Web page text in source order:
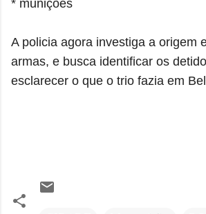
* munições
A policia agora investiga a origem
armas, e busca identificar os
esclarecer o que o trio fazia em